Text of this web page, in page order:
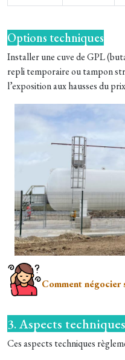
Options techniques
Installer une cuve de GPL
repli temporaire ou tampon
l’exposition aux hausses du
Comment négocier
3. Aspects
Ces aspects techniques